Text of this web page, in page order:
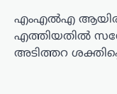
എംഎൽഎ
എത്തിയതിൽ
അടിത്തറ